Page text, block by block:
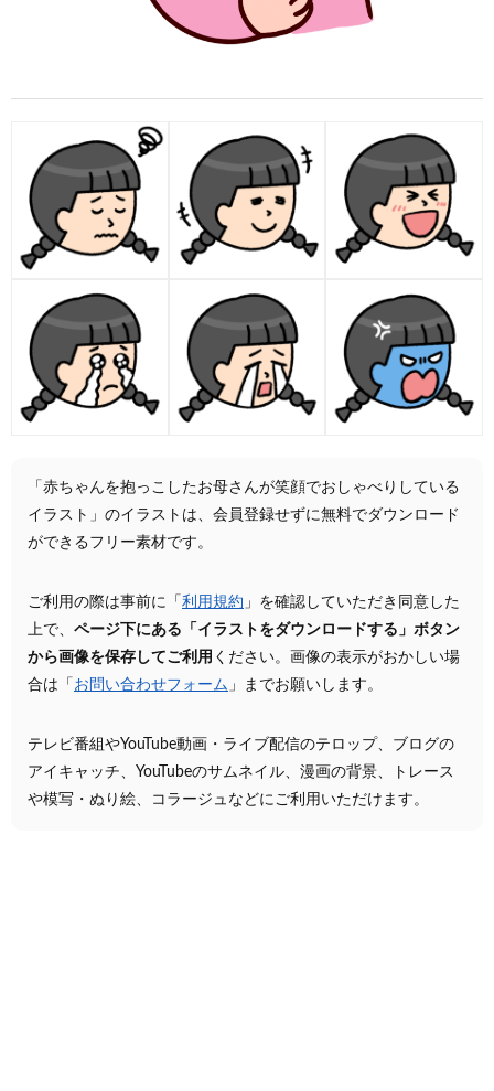
「赤ちゃんを抱っこしたお母さんが笑顔でおしゃべりしている
イラスト」のイラストは、会員登録せずに無料でダウンロード
ができるフリー素材です。
ご利用の際は事前に「 利用規約 」を確認していただき同意した
上で、 ページ下にある「イラストをダウンロードする」ボタン
から画像を保存してご利用 ください。画像の表示がおかしい場
合は「 お問い合わせフォーム 」までお願いします。
テレビ番組やYouTube動画・ライブ配信のテロップ、ブログの
アイキャッチ、YouTubeのサムネイル、漫画の背景、トレース
や模写・ぬり絵、コラージュなどにご利用いただけます。